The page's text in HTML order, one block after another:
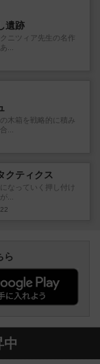
遺跡
ニツィア先生の名作
...
木箱を戦略的に積み
...
クティクス
なっていく押し付け
...
ら
中